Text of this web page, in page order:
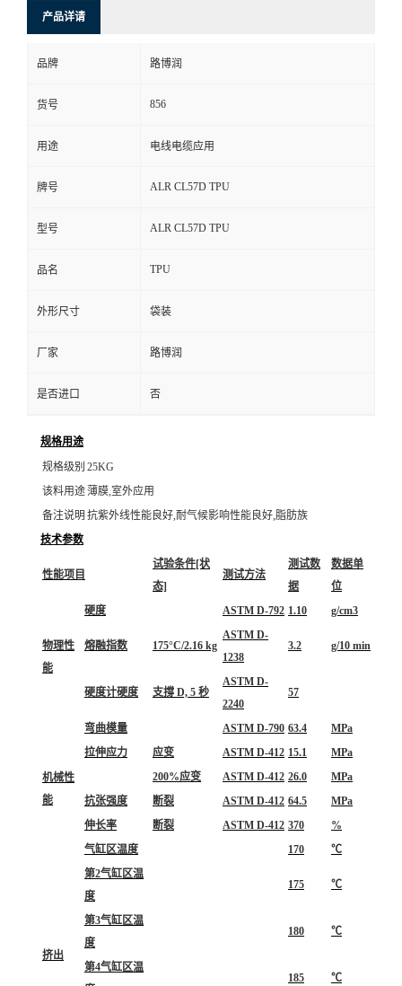
产品详请
品牌 路博润
货号 856
用途 电线电缆应用
牌号 ALR CL57D TPU
型号 ALR CL57D TPU
品名 TPU
外形尺寸 袋装
厂家 路博润
是否进口 否
规格用途
规格级别 25KG
该料用途薄膜,室外应用
备注说明 抗紫外线性能良好,耐气候影响性能良好,脂肪族
技术参数
性能项目
试验条件[状
态]
测试方法
测试数
据
数据单
位
物理性
能
硬度 ASTM D-792 1.10 g/cm3
熔融指数 175°C/2.16 kg
ASTM D-
1238
3.2 g/10 min
硬度计硬度 支撐 D, 5 秒
ASTM D-
2240
57
机械性
能
弯曲模量 ASTM D-790 63.4
MPa
拉伸应力
应变 ASTM D-412 15.1
MPa
200%应变
ASTM D-412 26.0
MPa
抗张强度
断裂 ASTM D-412 64.5
MPa
伸长率
断裂 ASTM D-412 370
%
气缸区温度
170 ℃
挤出
第2气缸区温
度
175 ℃
第3气缸区温
度
180 ℃
第4气缸区温
185 ℃